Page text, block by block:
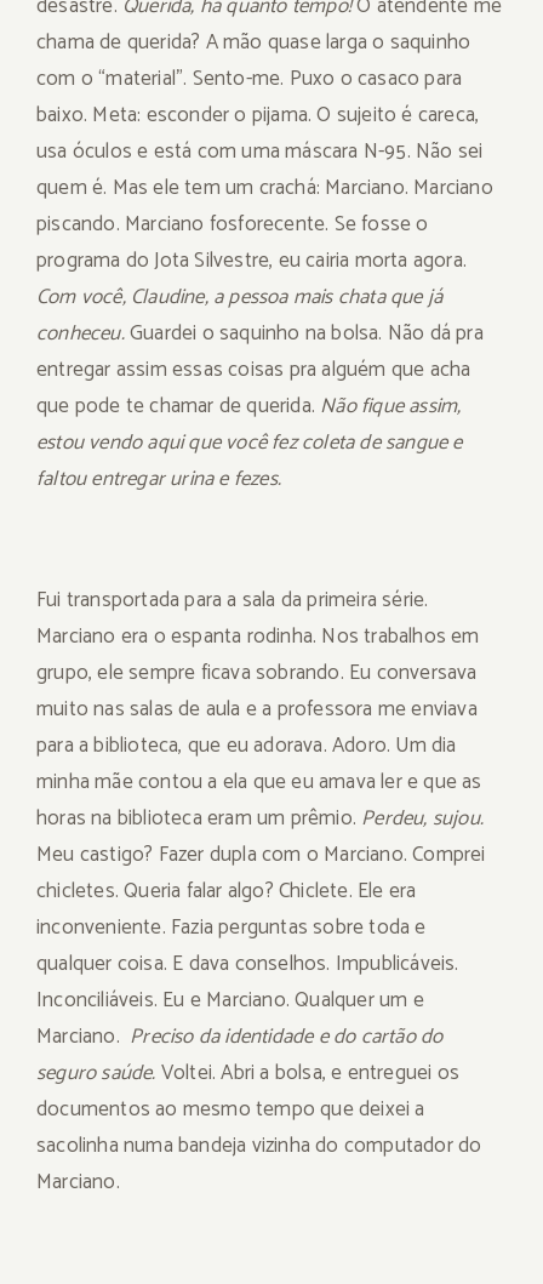
chama de querida? A mão quase larga o saquinho
com o “material”. Sento-me. Puxo o casaco para
baixo. Meta: esconder o pijama. O sujeito é careca,
usa óculos e está com uma máscara N-95. Não sei
quem é. Mas ele tem um crachá: Marciano. Marciano
piscando. Marciano fosforecente. Se fosse o
programa do Jota Silvestre, eu cairia morta agora.
Com você, Claudine, a pessoa mais chata que já
conheceu.Guardei o saquinho na bolsa. Não dá pra
entregar assim essas coisas pra alguém que acha
que pode te chamar de querida. Não fique assim,
estou vendo aqui que você fez coleta de sangue e
faltou entregar urina e fezes.
Fui transportada para a sala da primeira série.
Marciano era o espanta rodinha. Nos trabalhos em
grupo, ele sempre ficava sobrando. Eu conversava
muito nas salas de aula e a professora me enviava
para a biblioteca, que eu adorava. Adoro. Um dia
minha mãe contou a ela que eu amava ler e que as
horas na biblioteca eram um prêmio. Perdeu, sujou.
Meu castigo? Fazer dupla com o Marciano. Comprei
chicletes. Queria falar algo? Chiclete. Ele era
inconveniente. Fazia perguntas sobre toda e
qualquer coisa. E dava conselhos. Impublicáveis.
Inconciliáveis. Eu e Marciano. Qualquer um e
Marciano. Preciso da identidade e do cartão do
seguro saúde.Voltei. Abri a bolsa, e entreguei os
documentos ao mesmo tempo que deixei a
sacolinha numa bandeja vizinha do computador do
Marciano.